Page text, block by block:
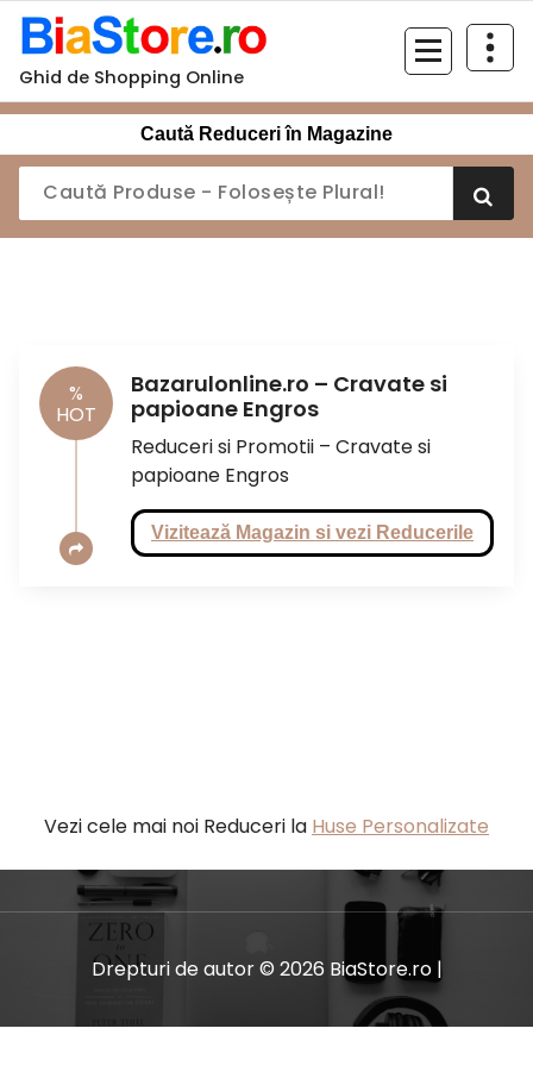
Sari
conținut
Ghid de Shopping Online
Caută Reduceri în Magazine
%
HOT
Bazarulonline.ro – Cravate si
papioane Engros
Reduceri si Promotii – Cravate si
papioane Engros
Vizitează Magazin si vezi Reducerile
Vezi cele mai noi Reduceri la Huse Personalizate
Drepturi de autor © 2026 BiaStore.ro |